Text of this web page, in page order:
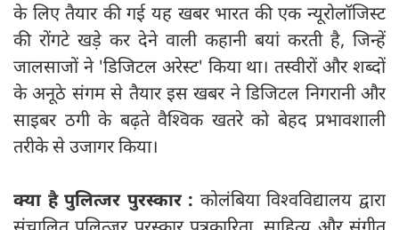
के लिए तैयार की गई यह खबर भारत की एक न्यूरोलॉजिस्ट
की रोंगटे खड़े कर देने वाली कहानी बयां करती है, जिन्हें
जालसाजों ने 'डिजिटल अरेस्ट' किया था। तस्वीरों और शब्दों
के अनूठे संगम से तैयार इस खबर ने डिजिटल निगरानी और
साइबर ठगी के बढ़ते वैश्विक खतरे को बेहद प्रभावशाली
तरीके से उजागर किया।
क्‍या है पुलित्जर पुरस्कार : कोलंबिया विश्वविद्यालय द्वारा